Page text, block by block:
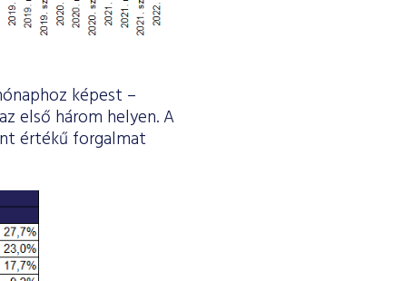
képest –
első három helyen. A
értékű forgalmat